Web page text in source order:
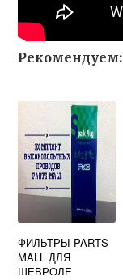
Рекомендуем:
ФИЛЬТРЫ PARTS
MALL ДЛЯ
ШЕВРОЛЕ